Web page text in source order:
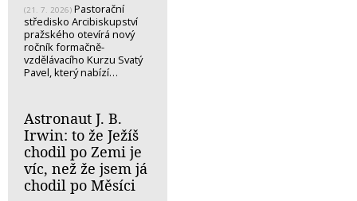
(21. 7. 2026) Pastorační
středisko Arcibiskupství
pražského otevírá nový
ročník formačně-
vzdělávacího Kurzu Svatý
Pavel, který nabízí…
Astronaut J. B.
Irwin: to že Ježíš
chodil po Zemi je
víc, než že jsem já
chodil po Měsíci